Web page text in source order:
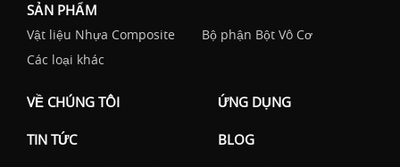
SẢN PHẨM
Vật liệu Nhựa Composite
Bộ phận Bột Vô Cơ
Các loại khác
VỀ CHÚNG TÔI ỨNG DỤNG
TIN TỨC BLOG